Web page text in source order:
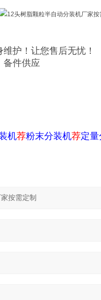
护！让您售后无忧！
备件供应
机荐粉末分装机荐定